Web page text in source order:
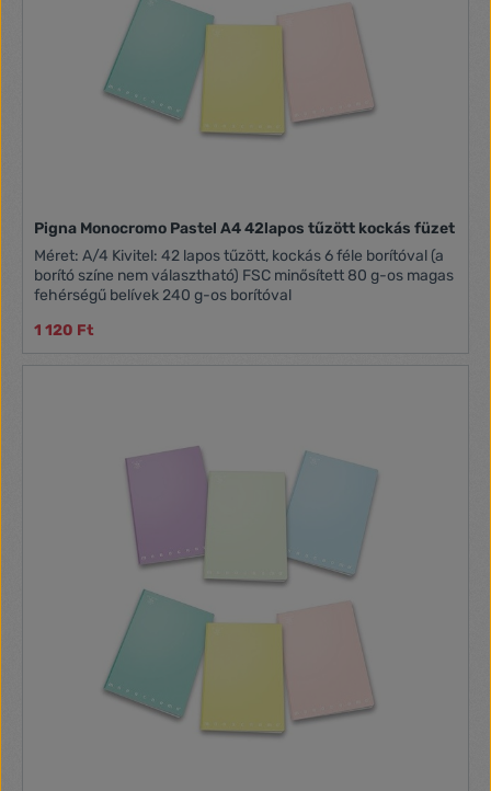
Pigna Monocromo Pastel A4 42lapos tűzött kockás füzet
Méret: A/4 Kivitel: 42 lapos tűzött, kockás 6 féle borítóval (a
borító színe nem választható) FSC minősített 80 g-os magas
fehérségű belívek 240 g-os borítóval
1 120 Ft